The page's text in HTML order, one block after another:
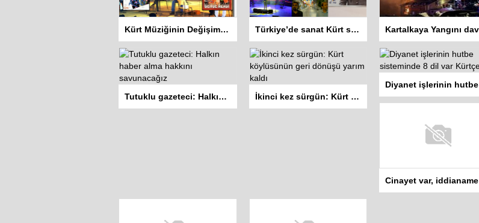
Kürt Müziğinin Değişim Hikayesi: Koma Dengê Azadî ve Koma Amed Türkiye’de sanat Kürt sanatçılar için bir çifte engel
Tutuklu gazeteci: Halkın haber alma hakkını savunacağız İkinci kez sürgün: Kürt köylüsünün geri dönüşü yarım kaldı